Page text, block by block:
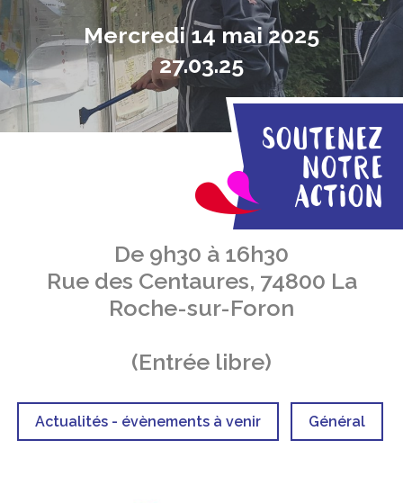
Mercredi 14 mai 2025
27.03.25
Soutenez
notre
action
De 9h30 à 16h30
Rue des Centaures, 74800 La
Roche-sur-Foron
(Entrée libre)
Actualités - évènements à venir Général